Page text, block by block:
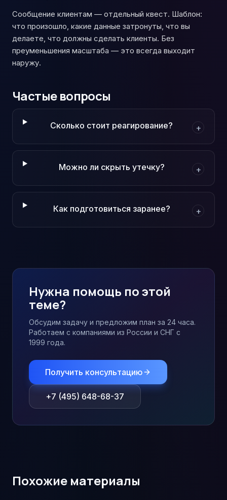
Сообщение клиентам — отдельный квест. Шаблон:
что произошло, какие данные затронуты, что вы
делаете, что должны сделать клиенты. Без
преуменьшения масштаба — это всегда выходит
наружу.
Частые вопросы
Сколько стоит реагирование? +
Можно ли скрыть утечку? +
Как подготовиться заранее? +
Нужна помощь по этой
теме?
Обсудим задачу и предложим план за 24 часа.
Работаем с компаниями из России и СНГ с
1999 года.
Получить консультацию
+7 (495) 648-68-37
Похожие материалы